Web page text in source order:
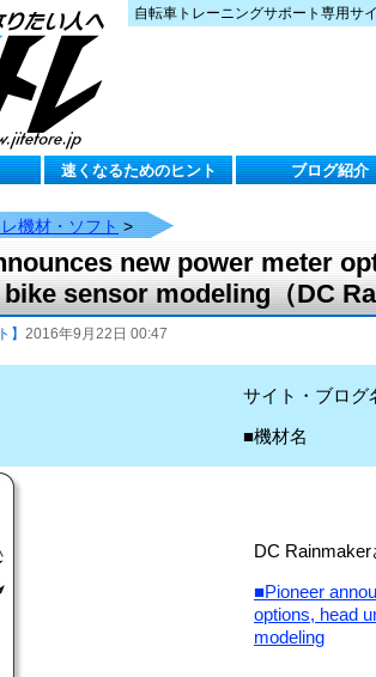
自転車トレーニングサポート専用サ
速くなるためのヒント ブログ紹介
機材・ソフト >
new power meter
sensor modeling（DC
】 2016年9月22日 00:47
サイト・ブログ
■機材名
DC Rainmaker
■Pioneer
options, head
modeling